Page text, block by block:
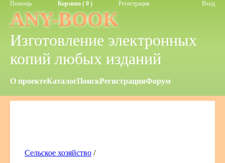
Помощь Корзина ( 0 ) Регистрация Вход
ANY-BOOK
Изготовление электронных
копий любых изданий
О проектеКаталогПоискРегистрацияФорум
Сельское хозяйство /